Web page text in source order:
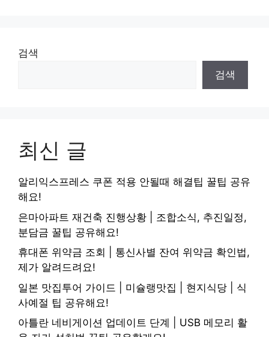
검색
검색
최신 글
알리익스프레스 쿠폰 적용 안될때 해결팁 꿀팁 공유
해요!
은마아파트 재건축 진행상황 | 조합소식, 추진일정,
분담금 꿀팁 공유해요!
휴대폰 위약금 조회 | 통신사별 잔여 위약금 확인법,
제가 알려드려요!
일본 맛집투어 가이드 | 미슐랭맛집 | 현지식당 | 식
사예절 팁 공유해요!
아틀란 네비게이션 업데이트 단계 | USB 메모리 활